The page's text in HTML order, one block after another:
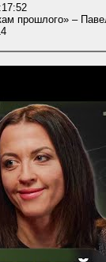
прошлого» –